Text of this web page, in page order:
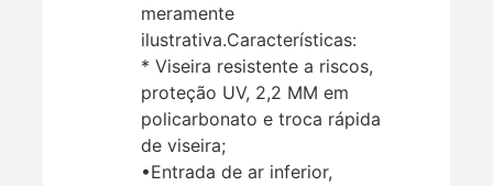
meramente
ilustrativa.Características:
* Viseira resistente a riscos,
proteção UV, 2,2 MM em
policarbonato e troca rápida
de viseira;
•Entrada de ar inferior,